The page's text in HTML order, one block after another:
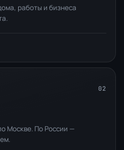
работы и бизнеса
02
Москве. По России —